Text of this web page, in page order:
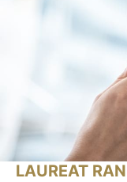
LAUREAT